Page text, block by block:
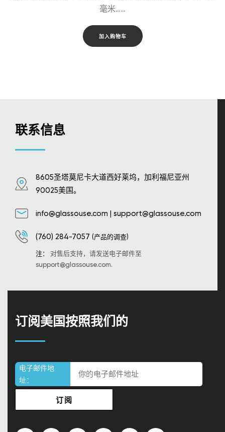
毫米……
加入购物车
联系信息
8605圣塔莫尼卡大道西好莱坞，加利福尼亚州
90025美国。
info@glassouse.com | support@glassouse.com
(760) 284-7057 (产品的调查)
注： 对售后支持，请发送电子邮件至
support@glassouse.com.
订阅美国按照我们的
电子邮件地
址：